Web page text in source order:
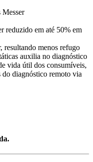
Messer
reduzido em até 50% em
resultando menos refugo
auxilia no diagnóstico
vida útil dos consumíveis,
do diagnóstico remoto via